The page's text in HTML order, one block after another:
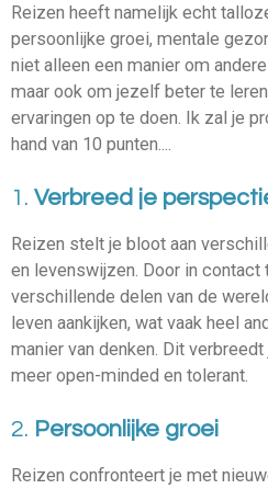
Reizen heeft namelijk echt
persoonlijke groei, mentale
niet alleen een manier om
maar ook om jezelf beter te
ervaringen op te doen. Ik zal je
hand van 10 punten....
1. Verbreed je
Reizen stelt je bloot aan
en levenswijzen. Door in
verschillende delen van de
leven aankijken, wat vaak heel
manier van denken. Dit
meer open-minded en tolerant.
2. Persoonlijke groei
Reizen confronteert je met